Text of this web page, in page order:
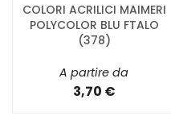
COLORI ACRILICI MAIMERI
POLYCOLOR BLU FTALO
(378)
A partire da
3,70 €